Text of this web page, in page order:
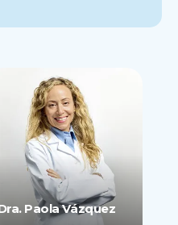
Paola Vázquez